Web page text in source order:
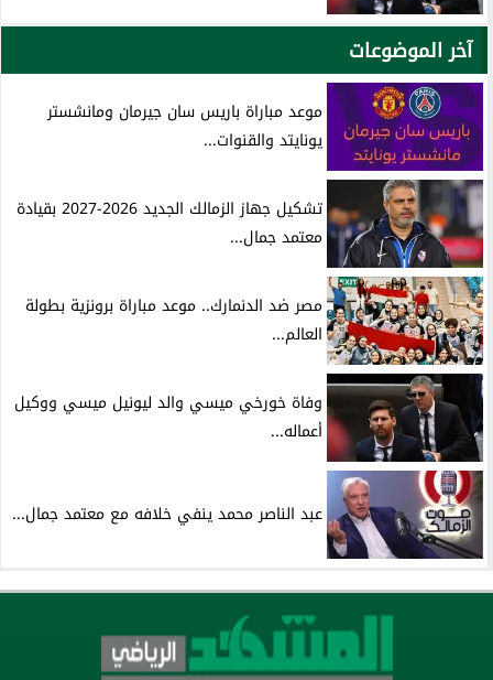
آخر الموضوعات
موعد مباراة باريس سان جيرمان ومانشستر
يونايتد والقنوات...
تشكيل جهاز الزمالك الجديد 2026-2027 بقيادة
معتمد جمال...
مصر ضد الدنمارك.. موعد مباراة برونزية بطولة
العالم...
وفاة خورخي ميسي والد ليونيل ميسي ووكيل
أعماله...
عبد الناصر محمد ينفي خلافه مع معتمد جمال...